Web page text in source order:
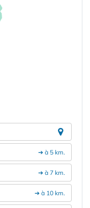
➔ à 5 km.
➔ à 7 km.
➔ à 10 km.